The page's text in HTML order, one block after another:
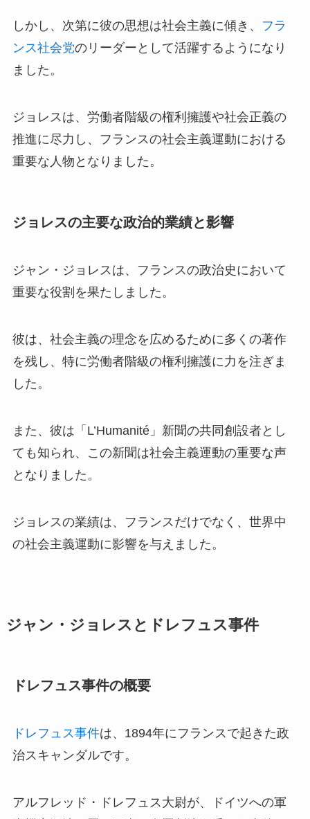
しかし、次第に彼の思想は社会主義に傾き、
フラ
ンス社会党のリーダーとして活躍するようになり
ました。
ジョレスは、労働者階級の権利擁護や社会正義の
推進に尽力し、フランスの社会主義運動における
重要な人物となりました。
ジョレスの主要な政治的業績と影響
ジャン・ジョレスは、フランスの政治史において
重要な役割を果たしました。
彼は、社会主義の理念を広めるために多くの著作
を残し、特に労働者階級の権利擁護に力を注ぎま
した。
また、彼は「L’Humanité」新聞の共同創設者とし
ても知られ、この新聞は社会主義運動の重要な声
となりました。
ジョレスの業績は、フランスだけでなく、世界中
の社会主義運動に影響を与えました。
ジャン・ジョレスとドレフュス事件
ドレフュス事件の概要
ドレフュス事件は、1894年にフランスで起きた政
治スキャンダルです。
アルフレッド・ドレフュス大尉が、ドイツへの軍